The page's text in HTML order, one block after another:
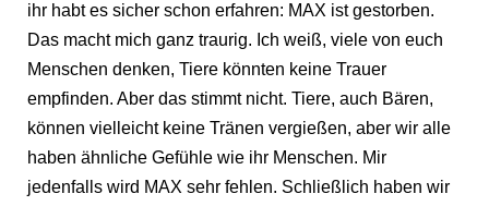
ihr habt es sicher schon erfahren: MAX ist gestorben.
Das macht mich ganz traurig. Ich weiß, viele von euch
Menschen denken, Tiere könnten keine Trauer
empfinden. Aber das stimmt nicht. Tiere, auch Bären,
können vielleicht keine Tränen vergießen, aber wir alle
haben ähnliche Gefühle wie ihr Menschen. Mir
jedenfalls wird MAX sehr fehlen. Schließlich haben wir